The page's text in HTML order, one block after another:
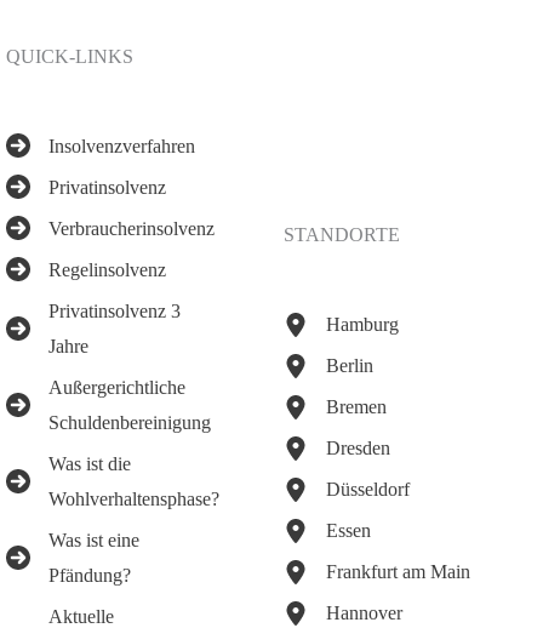
QUICK-LINKS
Insolvenzverfahren
Privatinsolvenz
Verbraucherinsolvenz
Regelinsolvenz
Privatinsolvenz 3
Jahre
Außergerichtliche
Schuldenbereinigung
Was ist die
Wohlverhaltensphase?
Was ist eine
Pfändung?
Aktuelle
STANDORTE
Hamburg
Berlin
Bremen
Dresden
Düsseldorf
Essen
Frankfurt am Main
Hannover